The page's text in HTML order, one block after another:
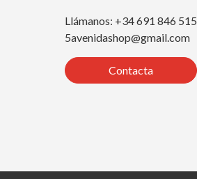
Llámanos: +34 691 846 515
5avenidashop@gmail.com
Contacta